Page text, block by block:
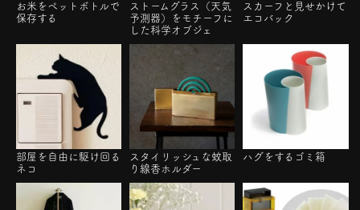
お米をペットボトルで
保存する
ストームグラス（天気
予測器）をモチーフに
した科学オブジェ
スカーフと見せかけて
エコバック
部屋を自由に駆け回る
ネコ
スタイリッシュな蚊取
り線香ホルダー
ハグをするゴミ箱